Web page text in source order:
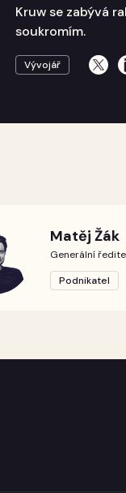
Kruw se zabývá
soukromím.
Vývojář
Matěj Žák
Generální
Podnikatel